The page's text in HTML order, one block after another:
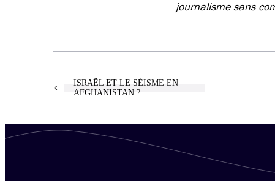
journalisme sans
ISRAËL ET LE SÉISME EN
AFGHANISTAN ?